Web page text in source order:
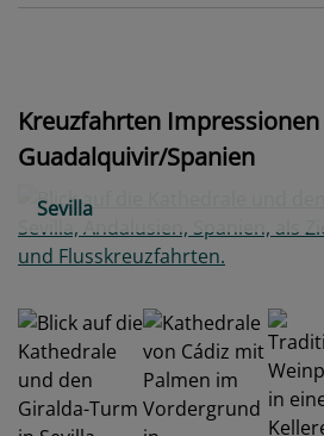
Kreuzfahrten Impressionen
Guadalquivir/Spanien
Sevilla